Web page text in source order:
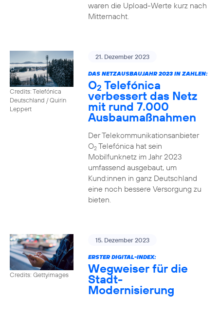
waren die Upload-Werte kurz nach
Mitternacht.
Credits: Telefónica
Deutschland / Quirin
Leppert
21. Dezember 2023
DAS NETZAUSBAUJAHR 2023 IN ZAHLEN:
O2 Telefónica
verbessert das Netz
mit rund 7.000
Ausbaumaßnahmen
Der Telekommunikationsanbieter
O2Telefónica hat sein
Mobilfunknetz im Jahr 2023
umfassend ausgebaut, um
Kund:innen in ganz Deutschland
eine noch bessere Versorgung zu
bieten.
Credits: Gettyimages
15. Dezember 2023
ERSTER DIGITAL-INDEX:
Wegweiser für die
Stadt-
Modernisierung